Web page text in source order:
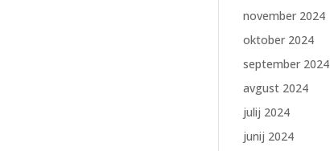
november 2024
oktober 2024
september 2024
avgust 2024
julij 2024
junij 2024